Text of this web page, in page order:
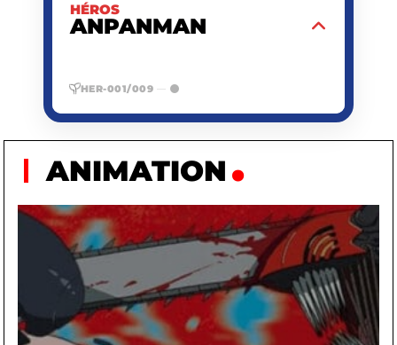
HÉROS
ANPANMAN
HER-001/009 —
ANIMATION